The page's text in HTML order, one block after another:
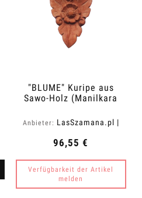
"BLUME" Kuripe aus
Sawo-Holz (Manilkara
Anbieter: LasSzamana.pl |
96,55 €
Verfügbarkeit der Artikel
melden